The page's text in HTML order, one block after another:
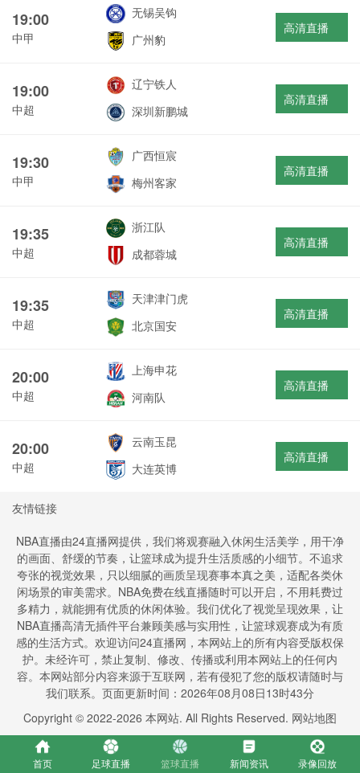
19:00
中甲
无锡吴钩
广州豹
高清直播
19:00
中超
辽宁铁人
深圳新鹏城
高清直播
19:30
中甲
广西恒宸
梅州客家
高清直播
19:35
中超
浙江队
成都蓉城
高清直播
19:35
中超
天津津门虎
北京国安
高清直播
20:00
中超
上海申花
河南队
高清直播
20:00
中超
云南玉昆
大连英博
高清直播
友情链接
NBA直播由24直播网提供，我们将观赛融入休闲生活美学，用干净
的画面、舒缓的节奏，让篮球成为提升生活质感的小细节。不追求
夸张的视觉效果，只以细腻的画质呈现赛事本真之美，适配各类休
闲场景的审美需求。NBA免费在线直播随时可以开启，不用耗费过
多精力，就能拥有优质的休闲体验。我们优化了视觉呈现效果，让
NBA直播高清无插件平台兼顾美感与实用性，让篮球观赛成为有质
感的生活方式。欢迎访问24直播网，本网站上的所有内容受版权保
护。未经许可，禁止复制、修改、传播或利用本网站上的任何内
容。本网站部分内容来源于互联网，若有侵犯了您的版权请随时与
我们联系。页面更新时间：2026年08月08日13时43分
Copyright © 2022-2026 本网站. All Rights Reserved. 网站地图
首页 足球直播 篮球直播 新闻资讯 录像回放